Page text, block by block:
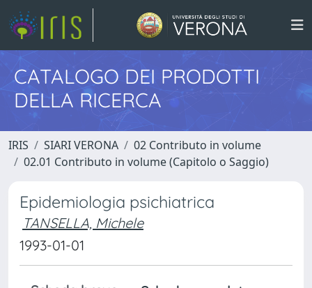
CATALOGO DEI PRODOTTI
DELLA RICERCA
IRIS SIARI VERONA
02 Contributo in volume
02.01 Contributo in volume (Capitolo o Saggio)
Epidemiologia psichiatrica
TANSELLA, Michele
1993-01-01